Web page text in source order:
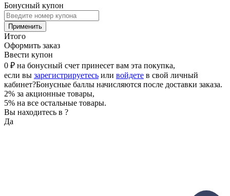
Бонусный купон
Применить
Итого
Оформить заказ
Ввести купон
0 ₽ на бонусный счет принесет вам эта покупка,
если вы зарегистрируетесь или войдете в свой личный
кабинет?Бонусные баллы начисляются после доставки заказа.
2% за акционные товары,
5% на все остальные товары.
Вы находитесь в ?
Да